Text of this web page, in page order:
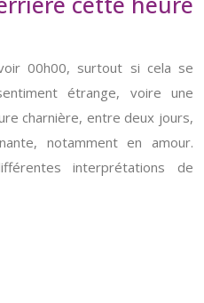
00h00, surtout si cela se
étrange, voire une
charnière, entre deux jours,
notamment en amour.
interprétations de